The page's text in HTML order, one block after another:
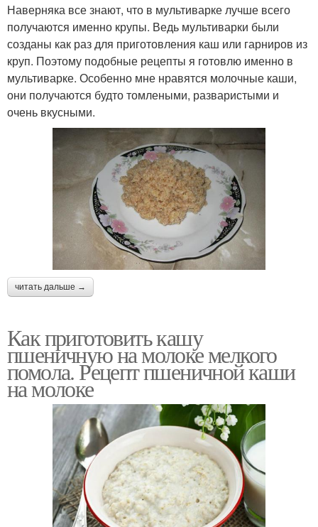
Наверняка все знают, что в мультиварке лучше всего
получаются именно крупы. Ведь мультиварки были
созданы как раз для приготовления каш или гарниров из
круп. Поэтому подобные рецепты я готовлю именно в
мультиварке. Особенно мне нравятся молочные каши,
они получаются будто томлеными, разваристыми и
очень вкусными.
читать дальше →
Как приготовить кашу
пшеничную на молоке мелкого
помола. Рецепт пшеничной каши
на молоке